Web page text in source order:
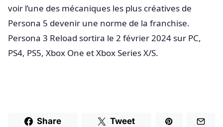
voir l’une des mécaniques les plus créatives de
Persona 5 devenir une norme de la franchise.
Persona 3 Reload sortira le 2 février 2024 sur PC,
PS4, PS5, Xbox One et Xbox Series X/S.
Share Tweet